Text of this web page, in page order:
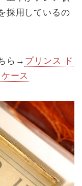
採用しているの
ら→ プリンス ド
ース